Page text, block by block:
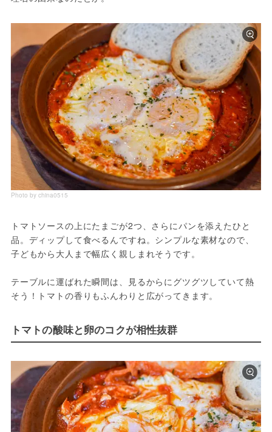
Photo by china0515
トマトソースの上にたまごが2つ、さらにパンを添えたひと
品。ディップして食べるんですね。シンプルな素材なので、
子どもから大人まで幅広く親しまれそうです。
テーブルに運ばれた瞬間は、見るからにグツグツしていて熱
そう！トマトの香りもふんわりと広がってきます。
トマトの酸味と卵のコクが相性抜群